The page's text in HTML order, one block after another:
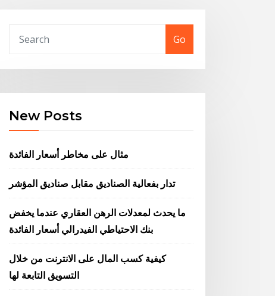
Go
New Posts
مثال على مخاطر أسعار الفائدة
تدار بفعالية الصناديق مقابل صناديق المؤشر
ما يحدث لمعدلات الرهن العقاري عندما يخفض
بنك الاحتياطي الفيدرالي أسعار الفائدة
كيفية كسب المال على الانترنت من خلال
التسويق التابعة لها